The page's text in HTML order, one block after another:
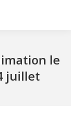
le
juillet